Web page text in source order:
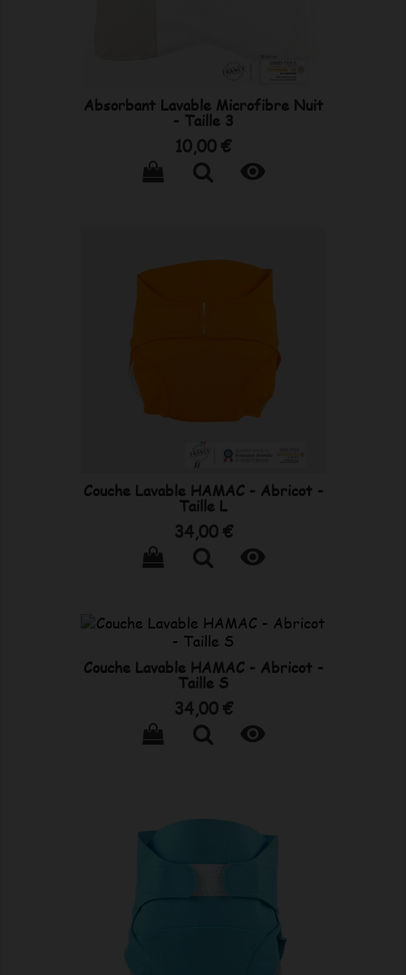
Absorbant Lavable Microfibre Nuit
- Taille 3
Prix
10,00 €

Couche Lavable HAMAC - Abricot -
Taille L
Prix
34,00 €

Couche Lavable HAMAC - Abricot -
Taille S
Prix
34,00 €
